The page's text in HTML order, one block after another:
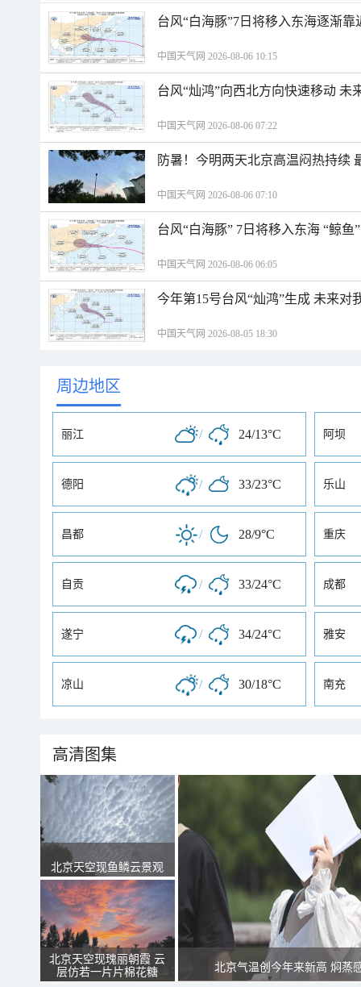
台风“白海豚”7日将移入东海逐渐
中国天气网 2026-08-06 10:15
台风“灿鸿”向西北方向快速移动 未
中国天气网 2026-08-06 07:22
防暑！今明两天北京高温闷热持续
中国天气网 2026-08-06 07:10
台风“白海豚” 7日将移入东海 “鲸
中国天气网 2026-08-06 06:05
今年第15号台风“灿鸿”生成 未来对
中国天气网 2026-08-05 18:30
周边地区
丽江 / 24/13°C 阿坝
德阳 / 33/23°C 乐山
昌都 / 28/9°C 重庆
自贡 / 33/24°C 成都
遂宁 / 34/24°C 雅安
凉山 / 30/18°C 南充
高清图集
北京天空现鱼鳞云景观
北京天空现瑰丽朝霞 云
层仿若一片片棉花糖
北京气温创今年来新高 焖蒸